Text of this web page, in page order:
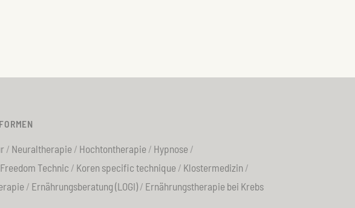
Neuraltherapie Hochtontherapie
Hypnose
Technic
Koren specific technique
Klostermedizin
Ernährungsberatung (LOGI) Ernährungstherapie bei Krebs